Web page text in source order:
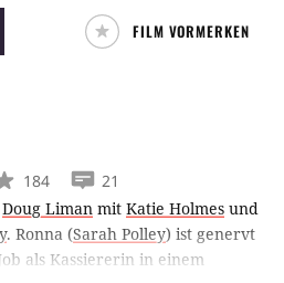
zurück in seine
FILM VORMERKEN
184
21
Doug Liman mit Katie Holmes und
. Ronna (Sarah Polley) ist genervt
als Kassiererin in einem